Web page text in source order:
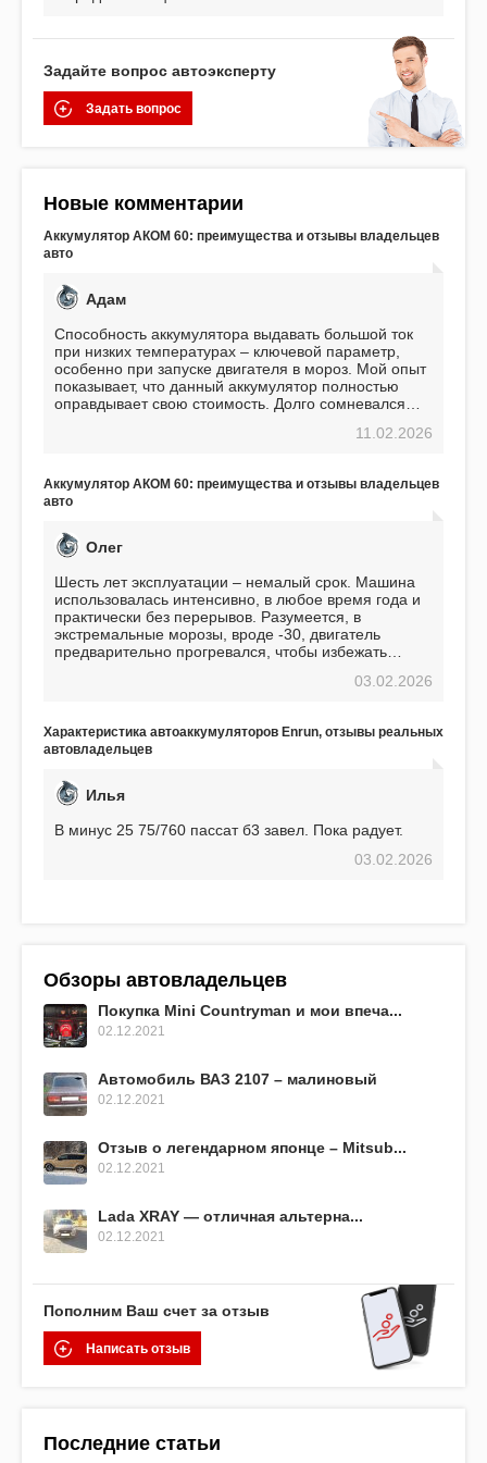
Задайте вопрос автоэксперту
Задать вопрос
Новые комментарии
Аккумулятор АКОМ 60: преимущества и отзывы владельцев
авто
Адам
Способность аккумулятора выдавать большой ток
при низких температурах – ключевой параметр,
особенно при запуске двигателя в мороз. Мой опыт
показывает, что данный аккумулятор полностью
оправдывает свою стоимость. Долго сомневался
пожалел. Считаю, что это отличное вложение,11.02.2026
Аккумулятор АКОМ 60: преимущества и отзывы владельцев
авто
Олег
Шесть лет эксплуатации – немалый срок. Машина
использовалась интенсивно, в любое время года и
практически без перерывов. Разумеется, в
экстремальные морозы, вроде -30, двигатель
предварительно прогревался, чтобы избежать
использования не было ни единой поломки,
EFB 75. Судя по характеристикам, он даже
превосходит предыдущую модель.
03.02.2026
Характеристика автоаккумуляторов Enrun, отзывы реальных
автовладельцев
Илья
В минус 25 75/760 пассат б3 завел. Пока радует.
03.02.2026
Обзоры автовладельцев
Покупка Mini Countryman и мои впеча...
02.12.2021
Автомобиль ВАЗ 2107 – малиновый
02.12.2021
Отзыв о легендарном японце – Mitsub...
02.12.2021
Lada XRAY — отличная альтерна...
02.12.2021
Пополним Ваш счет за отзыв
Написать отзыв
Последние статьи